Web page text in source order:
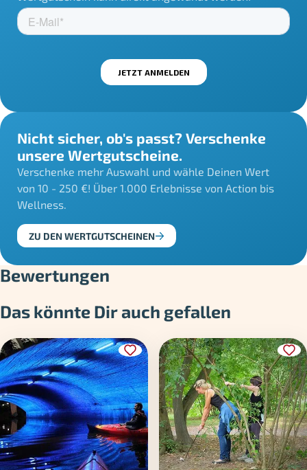
Nicht sicher, ob's passt? Verschenke
unsere Wertgutscheine.
Verschenke mehr Auswahl und wähle Deinen Wert
von 10 - 250 €! Über 1.000 Erlebnisse von Action bis
Wellness.
ZU DEN WERTGUTSCHEINEN
Bewertungen
Das könnte Dir auch gefallen